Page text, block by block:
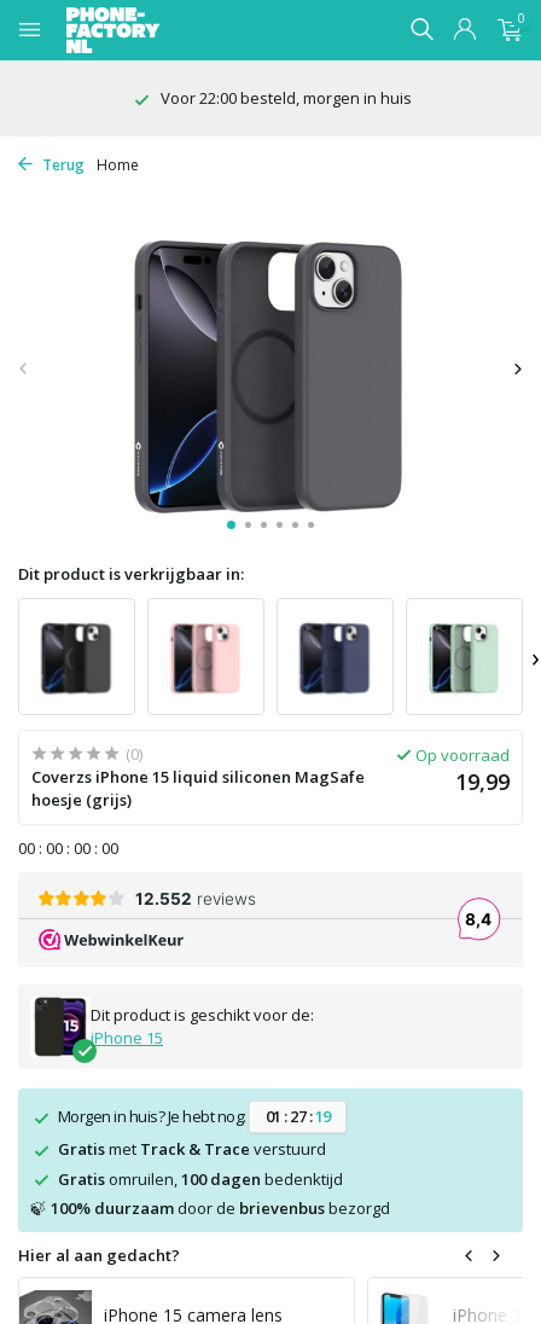
0
Voor 22:00 besteld, morgen in huis
Terug Home
Dit product is verkrijgbaar in:
›
(0)
Coverzs iPhone 15 liquid siliconen MagSafe
hoesje (grijs)
Op voorraad
19,99
00 : 00 : 00 : 00
Dit product is geschikt voor de:
iPhone 15
Morgen in huis? Je hebt nog: 01 :27:19
Gratismet Track & Trace verstuurd
Gratisomruilen, 100 dagen bedenktijd
🍃 100% duurzaamdoor de brievenbusbezorgd
Hier al aan gedacht?
iPhone 15 camera lens
iPhone 15